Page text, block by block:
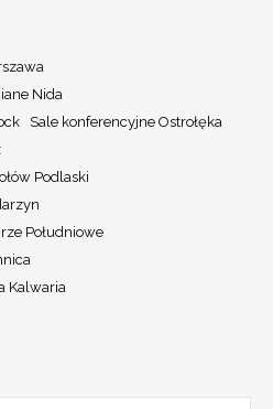
Nida
Sale konferencyjne Ostrołęka
Podlaski
Południowe
Kalwaria